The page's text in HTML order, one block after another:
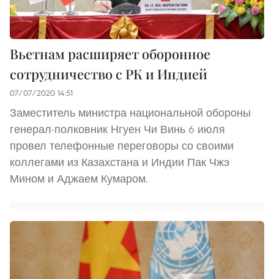
Вьетнам расширяет оборонное
сотрудничество с РК и Индией
07/07/2020 14:51
Заместитель министра национальной обороны
генерал-полковник Нгуен Чи Винь 6 июля
провел телефонные переговоры со своими
коллегами из Казахстана и Индии Пак Чжэ
Мином и Аджаем Кумаром.